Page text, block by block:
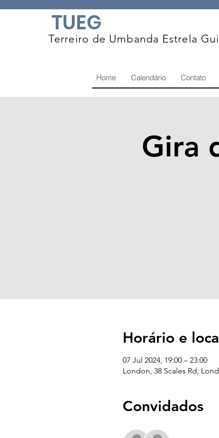
TUEG
Terreiro de Umbanda Estrela
Home Calendário Contato
Gira
Horário e local
07 Jul 2024, 19:00 – 23:00
London, 38 Scales Rd,
Convidados